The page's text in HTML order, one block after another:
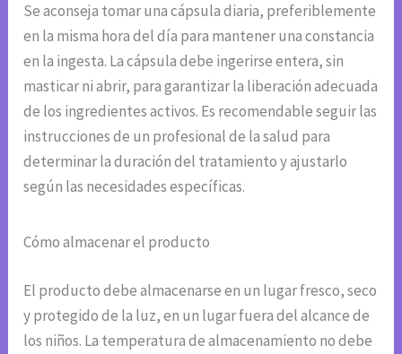
Se aconseja tomar una cápsula diaria, preferiblemente
en la misma hora del día para mantener una constancia
en la ingesta. La cápsula debe ingerirse entera, sin
masticar ni abrir, para garantizar la liberación adecuada
de los ingredientes activos. Es recomendable seguir las
instrucciones de un profesional de la salud para
determinar la duración del tratamiento y ajustarlo
según las necesidades específicas.
Cómo almacenar el producto
El producto debe almacenarse en un lugar fresco, seco
y protegido de la luz, en un lugar fuera del alcance de
los niños. La temperatura de almacenamiento no debe